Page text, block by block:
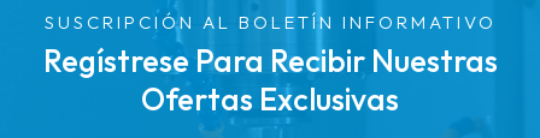
SUSCRIPCIÓN AL BOLETÍN INFORMATIVO
Regístrese Para Recibir Nuestras
Ofertas Exclusivas